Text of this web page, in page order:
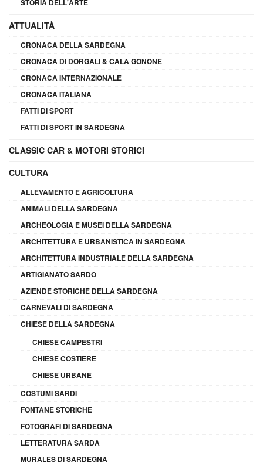
STORIA DELL'ARTE
ATTUALITÀ
CRONACA DELLA SARDEGNA
CRONACA DI DORGALI & CALA GONONE
CRONACA INTERNAZIONALE
CRONACA ITALIANA
FATTI DI SPORT
FATTI DI SPORT IN SARDEGNA
CLASSIC CAR & MOTORI STORICI
CULTURA
ALLEVAMENTO E AGRICOLTURA
ANIMALI DELLA SARDEGNA
ARCHEOLOGIA E MUSEI DELLA SARDEGNA
ARCHITETTURA E URBANISTICA IN SARDEGNA
ARCHITETTURA INDUSTRIALE DELLA SARDEGNA
ARTIGIANATO SARDO
AZIENDE STORICHE DELLA SARDEGNA
CARNEVALI DI SARDEGNA
CHIESE DELLA SARDEGNA
CHIESE CAMPESTRI
CHIESE COSTIERE
CHIESE URBANE
COSTUMI SARDI
FONTANE STORICHE
FOTOGRAFI DI SARDEGNA
LETTERATURA SARDA
MURALES DI SARDEGNA